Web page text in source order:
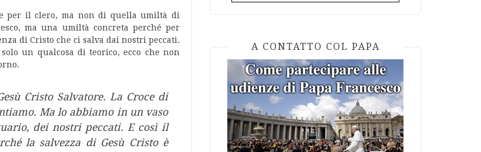
per il clero, ma non di quella umiltà di
ma una umiltà concreta perché per
di Cristo che ci salva dai nostri peccati.
un qualcosa di teorico, ecco che non
Cristo Salvatore. La Croce di
Ma lo abbiamo in un vaso
dei nostri peccati. E così il
la salvezza di Gesù Cristo è
A CONTATTO COL PAPA